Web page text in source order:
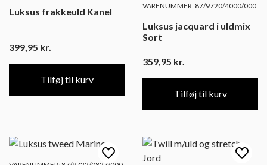
Luksus frakkeuld Kanel
399,95 kr.
Tilføj til kurv
VARENUMMER: 87/9720/4000/000
Luksus jacquard i uldmix
Sort
359,95 kr.
Tilføj til kurv